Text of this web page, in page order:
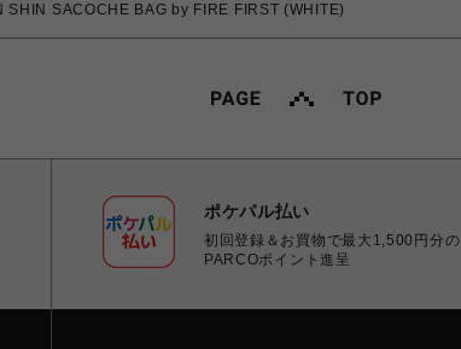
SHIN SACOCHE BAG by FIRE FIRST (WHITE)
ポケパル払い
初回登録＆お買物で最大1,500円分の
PARCOポイント進呈